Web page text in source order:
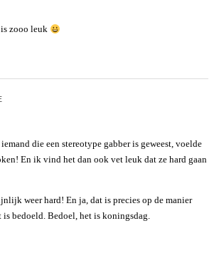
zooo leuk
die een stereotype gabber is geweest, voelde
En ik vind het dan ook vet leuk dat ze hard gaan
weer hard! En ja, dat is precies op de manier
is bedoeld. Bedoel, het is koningsdag.